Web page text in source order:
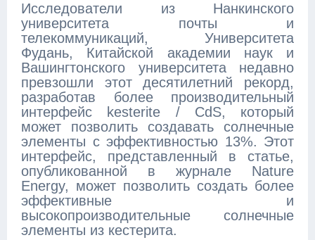
Исследователи из Нанкинского
университета почты и
телекоммуникаций, Университета
Фудань, Китайской академии наук и
Вашингтонского университета недавно
превзошли этот десятилетний рекорд,
разработав более производительный
интерфейс kesterite / CdS, который
может позволить создавать солнечные
элементы с эффективностью 13%. Этот
интерфейс, представленный в статье,
опубликованной в журнале Nature
Energy, может позволить создать более
эффективные и
высокопроизводительные солнечные
элементы из кестерита.